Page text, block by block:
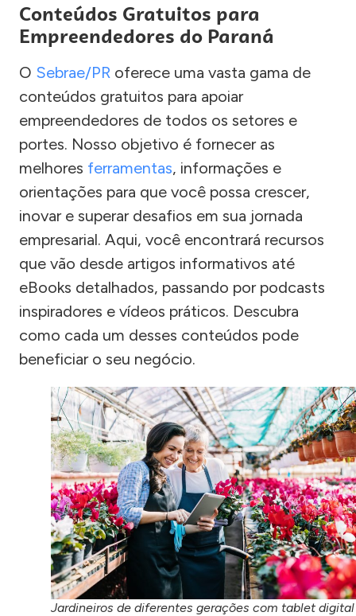
Conteúdos Gratuitos para
Empreendedores do Paraná
O Sebrae/PR oferece uma vasta gama de
conteúdos gratuitos para apoiar
empreendedores de todos os setores e
portes. Nosso objetivo é fornecer as
melhores ferramentas, informações e
orientações para que você possa crescer,
inovar e superar desafios em sua jornada
empresarial. Aqui, você encontrará recursos
que vão desde artigos informativos até
eBooks detalhados, passando por podcasts
inspiradores e vídeos práticos. Descubra
como cada um desses conteúdos pode
beneficiar o seu negócio.
Jardineiros de diferentes gerações com tablet digital